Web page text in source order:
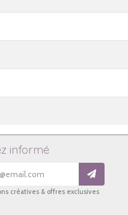
informé
créatives & offres exclusives